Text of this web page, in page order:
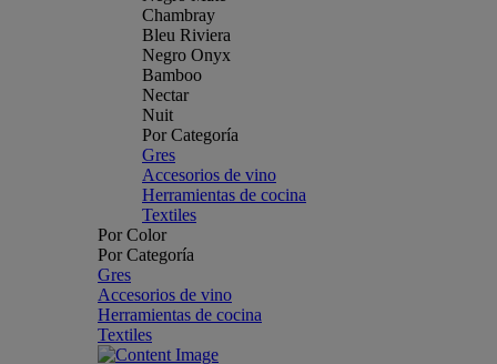
Chambray
Bleu Riviera
Negro Onyx
Bamboo
Nectar
Nuit
Por Categoría
Gres
Accesorios de vino
Herramientas de cocina
Textiles
Por Color
Por Categoría
Gres
Accesorios de vino
Herramientas de cocina
Textiles